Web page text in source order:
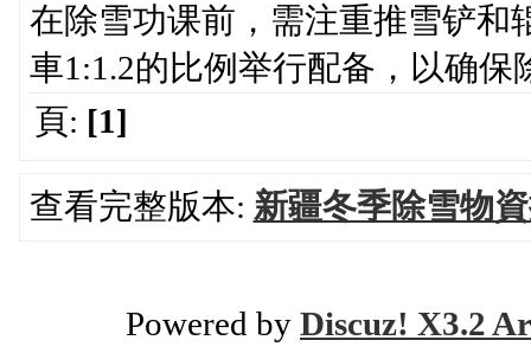
在除雪功课前，需注重推雪铲和
車1:1.2的比例举行配备，以确保
頁: [1]
查看完整版本: 新疆冬季除雪物
Powered by Discuz! X3.2